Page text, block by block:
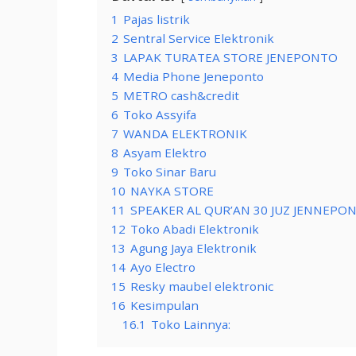
1 Pajas listrik
2 Sentral Service Elektronik
3 LAPAK TURATEA STORE JENEPONTO
4 Media Phone Jeneponto
5 METRO cash&credit
6 Toko Assyifa
7 WANDA ELEKTRONIK
8 Asyam Elektro
9 Toko Sinar Baru
10 NAYKA STORE
11 SPEAKER AL QUR’AN 30 JUZ
12 Toko Abadi Elektronik
13 Agung Jaya Elektronik
14 Ayo Electro
15 Resky maubel elektronic
16 Kesimpulan
16.1 Toko Lainnya: